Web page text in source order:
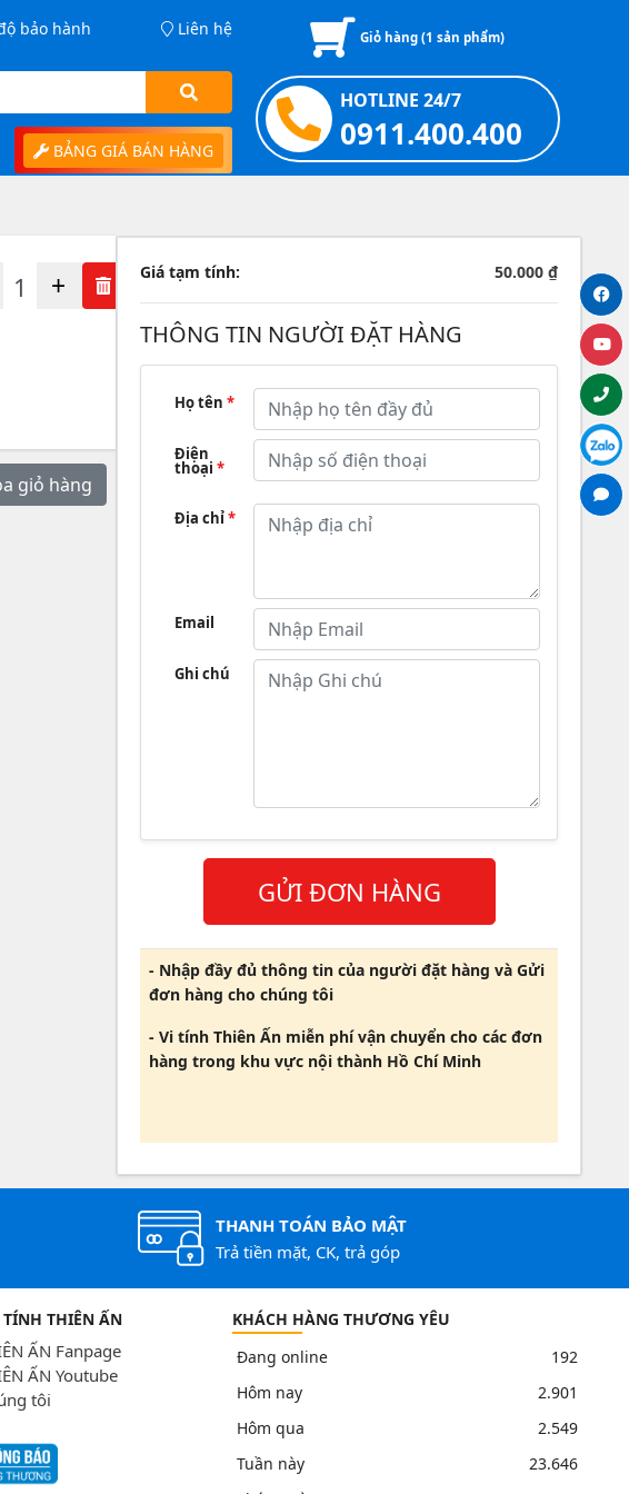
bảo hành Liên hệ
BẢNG GIÁ BÁN HÀNG
Giỏ hàng (1 sản phẩm)
HOTLINE 24/7
0911.400.400
+
giỏ hàng
Giá tạm tính: 50.000 ₫
THÔNG TIN NGƯỜI ĐẶT HÀNG
Họ tên *
Điện
thoại *
Địa chỉ*
Email
Ghi chú
GỬI ĐƠN HÀNG
- Nhập đầy đủ thông tin của người đặt hàng và Gửi
đơn hàng cho chúng tôi
- Vi tính Thiên Ấn miễn phí vận chuyển cho các đơn
hàng trong khu vực nội thành Hồ Chí Minh
THANH TOÁN BẢO MẬT
Trả tiền mặt, CK, trả góp
THIÊN ẤN
ẤN Fanpage
ẤN Youtube
tôi
KHÁCH HÀNG THƯƠNG YÊU
Đang online
192
Hôm nay
2.901
Hôm qua
2.549
Tuần này
23.646